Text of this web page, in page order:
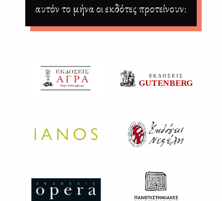
αυτόν το μήνα οι εκδότες προτείνουν: